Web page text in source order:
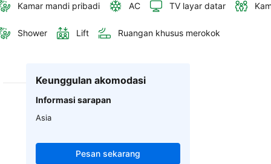
Kamar mandi pribadi AC TV layar datar
Shower Lift Ruangan khusus merokok
Keunggulan akomodasi
Informasi sarapan
Asia
Pesan sekarang